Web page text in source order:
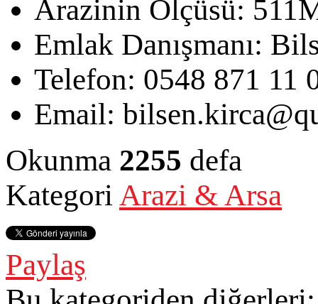
Arazinin Ölçüsü:
Emlak Danışmanı:
Telefon: 0548 871 11
Email:
Okunma 2255 defa
Kategori Arazi & Arsa
Paylaş